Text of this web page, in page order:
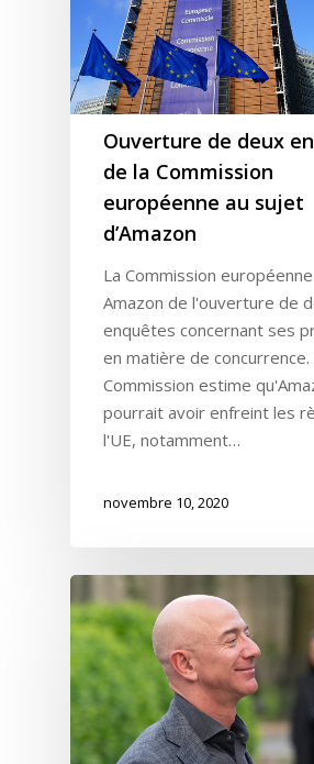
Ouverture de deux
de la Commission
européenne au sujet
d’Amazon
La Commission
Amazon de l'ouverture de
enquêtes concernant ses
en matière de concurrence.
Commission estime
pourrait avoir enfreint les
l'UE, notamment…
novembre 10, 2020
38